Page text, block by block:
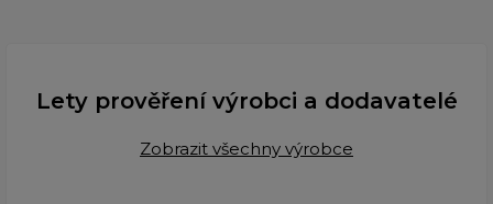
Lety prověření výrobci a dodavatelé
Zobrazit všechny výrobce